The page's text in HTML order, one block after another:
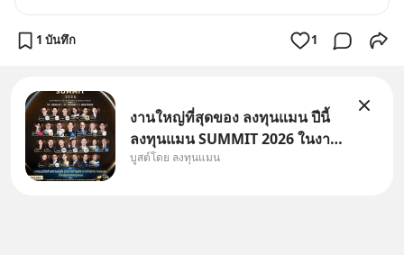
1 บันทึก 1
งานใหญ่ที่สุดของ ลงทุนแมน ปีนี้
ลงทุนแมน SUMMIT 2026 ในงาน
นี้จะมีเจ้าของธุรกิจ Dr.PONG,
บูสต์โดย ลงทุนแมน